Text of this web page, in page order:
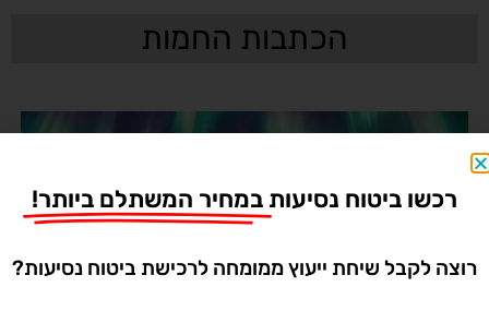
הכתבות החמות
רכשו ביטוח נסיעות במחיר המשתלם ביותר!
רוצה לקבל שיחת ייעוץ ממומחה לרכישת ביטוח נסיעות?